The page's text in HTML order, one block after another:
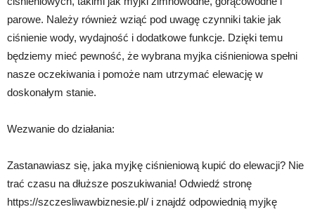
parowe. Należy również wziąć pod uwagę czynniki takie jak
ciśnienie wody, wydajność i dodatkowe funkcje. Dzięki temu
będziemy mieć pewność, że wybrana myjka ciśnieniowa spełni
nasze oczekiwania i pomoże nam utrzymać elewację w
doskonałym stanie.
Wezwanie do działania:
Zastanawiasz się, jaka myjkę ciśnieniową kupić do elewacji? Nie
trać czasu na dłuższe poszukiwania! Odwiedź stronę
https://szczesliwawbiznesie.pl/ i znajdź odpowiednią myjkę